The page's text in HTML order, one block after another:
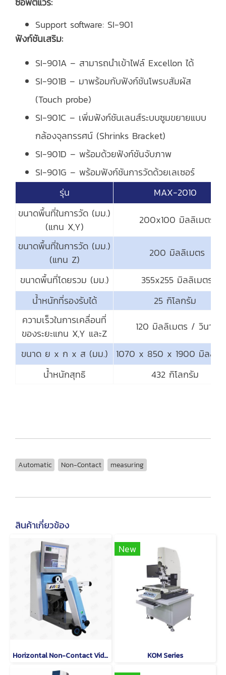
Support software: SI-901
ฟังก์ชันเสริม:
SI-901A – สามารถนำเข้าไฟล์ Excellon ได้
SI-901B – มาพร้อมกับฟังก์ชันโพรบสัมผัส
(Touch probe)
SI-901C – เพิ่มฟังก์ชันเลนส์ระบบซูมขยายแบบ
กล้องจุลทรรศน์ (Shrinks Bracket)
SI-901D – พร้อมด้วยฟังก์ชันจับภาพ
SI-901G – พร้อมฟังก์ชันการวัดด้วยเลเซอร์
รุ่น
MAX-2010
ขนาดพื้นที่ในการวัด (มม.)
(แกน X,Y)
200x100 มิลลิเมตร
ขนาดพื้นที่ในการวัด (มม.)
(แกน Z)
200 มิลลิเมตร
ขนาดพื้นที่โดยรวม (มม.)
355x255 มิลลิเมตร
น้ำหนักที่รองรับได้
25 กิโลกรัม
ความเร็วในการเคลื่อนที่
ของระยะแกน X,Y และZ
120 มิลลิเมตร / วินาที
ขนาด ย x ก x ส (มม.)
1070 x 850 x 1900 มิลลิเ
น้ำหนักสุทธิ
432 กิโลกรัม
Automatic Non-Contact measuring
สินค้าเกี่ยวข้อง
Horizontal Non-Contact Video Measuring Machine
New
KOM Series